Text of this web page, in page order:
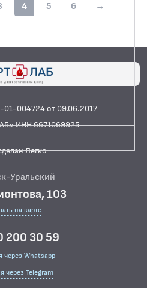
4 5 6 →
004724 от 09.06.2017
ИНН 6671069925
Легко
Уральский
103
на карте
200 30 59
через Whatsapp
через Telegram